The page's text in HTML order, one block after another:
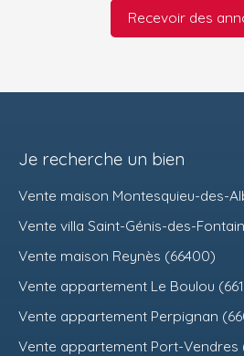
Recevoir des
Je recherche un bien
Vente maison Montesquieu-des-
Vente villa Saint-Génis-des-
Vente maison Reynès (66400)
Vente appartement Le Boulou
Vente appartement Perpignan
Vente appartement Port-Vendres